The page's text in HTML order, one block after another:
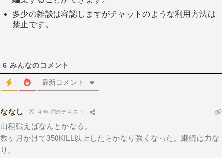
多少の雑談は容認しますがチャットのような利用方法は
禁止です。
6 みんなのコメント
最新コメント
ななし 4 年 前のテキスト
山程戦えばなんとかなる。
数ヶ月かけて350KILL以上したらかなり強くなった。継続は力な
り。